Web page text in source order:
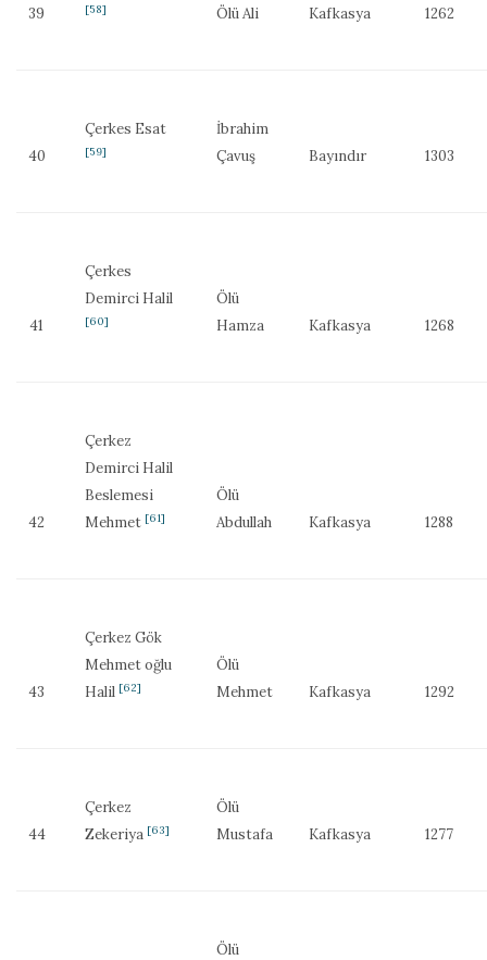
39 [58] Ölü Ali Kafkasya 1262
40
Çerkes Esat
[59]
İbrahim
Çavuş
Bayındır 1303
41
Çerkes
Demirci Halil
[60]
Ölü
Hamza
Kafkasya 1268
42
Çerkez
Demirci Halil
Beslemesi
Mehmet [61]
Ölü
Abdullah
Kafkasya 1288
43
Çerkez Gök
Mehmet oğlu
Halil [62]
Ölü
Mehmet
Kafkasya 1292
44
Çerkez
Zekeriya [63]
Ölü
Mustafa
Kafkasya 1277
Ölü